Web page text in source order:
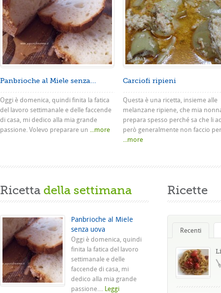
Panbrioche al Miele senza...
Oggi è domenica, quindi finita la fatica
del lavoro settimanale e delle faccende
di casa, mi dedico alla mia grande
passione. Volevo preparare un ...more
Carciofi ripieni
Questa è una ricetta, insieme alle
melanzane ripiene, che mia
prepara spesso perché sa che li
però generalmente non faccio
...more
Ricetta della settimana
Panbrioche al Miele
senza uova
Oggi è domenica, quindi
finita la fatica del lavoro
settimanale e delle
faccende di casa, mi
dedico alla mia grande
passione.... Leggi
Ricette
Recenti